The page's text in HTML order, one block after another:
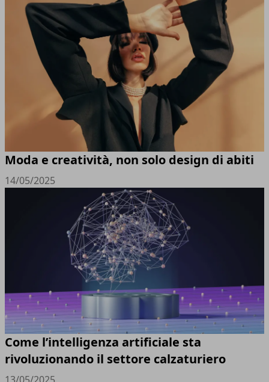
Moda e creatività, non solo design di abiti
14/05/2025
Come l’intelligenza artificiale sta
rivoluzionando il settore calzaturiero